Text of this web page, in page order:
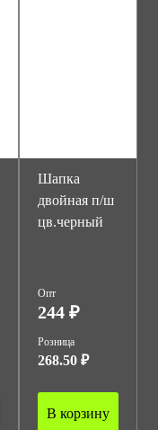
Шапка
двойная п/ш
цв.черный
Опт
244 ₽
Розница
268.50 ₽
В корзину